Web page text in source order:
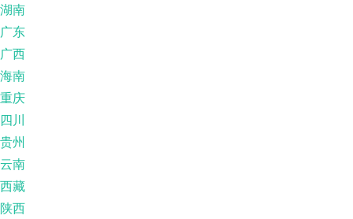
湖南
广东
广西
海南
重庆
四川
贵州
云南
西藏
陕西